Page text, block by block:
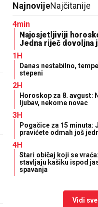
NajnovijeNajčitanije
4min
Najosjetljiviji
Jedna riječ dovoljna
1H
Danas nestabilno,
stepeni
2H
Horoskop za 8. avgust:
ljubav, nekome novac
3H
Pogačice za 15 minuta:
pravićete odmah još
4H
Stari običaj koji se
stavljaju kašiku ispod
spavanja
Vidi sve